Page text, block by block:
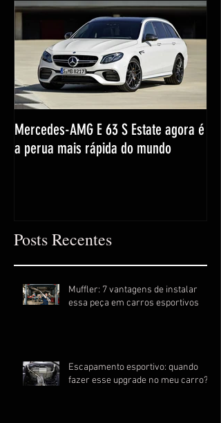
Mercedes-AMG E 63 S Estate agora é
a perua mais rápida do mundo
Posts Recentes
Muffler: 7 vantagens de instalar
essa peça em carros esportivos
Escapamento esportivo: quando
fazer esse upgrade no meu carro?